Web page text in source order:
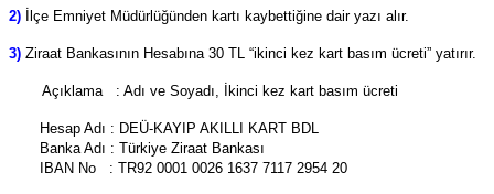
2) İlçe Emniyet Müdürlüğünden kartı kaybettiğine dair yazı alır.
3) Ziraat Bankasının Hesabına 30 TL “ikinci kez kart basım ücreti” yatırır.
Açıklama : Adı ve Soyadı, İkinci kez kart basım ücreti
Hesap Adı : DEÜ-KAYIP AKILLI KART BDL
Banka Adı : Türkiye Ziraat Bankası
IBAN No : TR92 0001 0026 1637 7117 2954 20